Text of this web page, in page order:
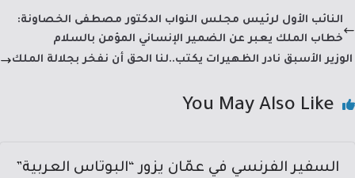
b
o
ok
sA
p
p
a
m
dI
n
النائب الأول لرئيس مجلس النواب الدكتور مصطفى الخصاونة:
خطاب الملك يعبر عن الضمير الإنساني المؤمن بالسلام
الوزير الأسبق نادر الظهيرات يكتب..لنا الحق أن نفخر بجلالة الملك
You May Also Like
السفير الفرنسي في عمّان يزور “البوتاس العربية”